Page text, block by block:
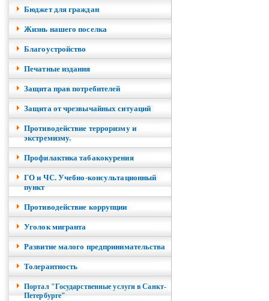
Бюджет для граждан
Жизнь нашего поселка
Благоустройство
Печатные издания
Защита прав потребителей
Защита от чрезвычайных ситуаций
Противодействие терроризму и
экстремизму.
Профилактика табакокурения
ГО и ЧС. Учебно-консультационный
пункт
Противодействие коррупции
Уголок мигранта
Развитие малого предпринимательства
Толерантность
Портал "Государственные услуги в Санкт-
Петербурге"